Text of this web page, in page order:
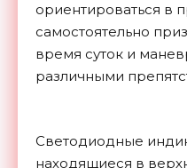
ориентироваться в
самостоятельно
время суток и
различными
Светодиодные
находящиеся в